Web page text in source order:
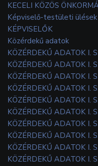
KECELI KÖZÖS
Képviselő-testületi ülések
KÉPVISELŐK
Közérdekű adatok
KÖZÉRDEKŰ ADATOK I.
KÖZÉRDEKŰ ADATOK I.
KÖZÉRDEKŰ ADATOK I.
KÖZÉRDEKŰ ADATOK I.
KÖZÉRDEKŰ ADATOK I.
KÖZÉRDEKŰ ADATOK I.
KÖZÉRDEKŰ ADATOK I.
KÖZÉRDEKŰ ADATOK I.
KÖZÉRDEKŰ ADATOK I.
KÖZÉRDEKŰ ADATOK I.